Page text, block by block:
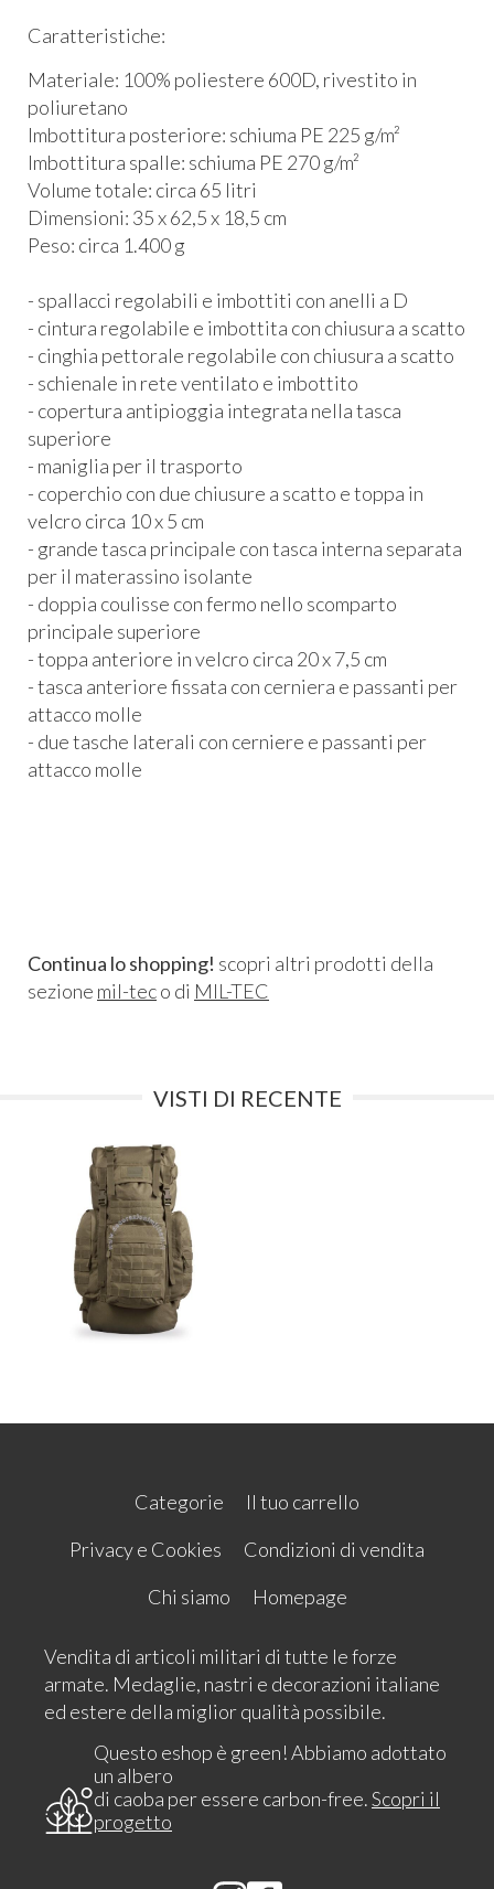
Caratteristiche:
Materiale: 100% poliestere 600D, rivestito in
poliuretano
Imbottitura posteriore: schiuma PE 225 g/m²
Imbottitura spalle: schiuma PE 270 g/m²
Volume totale: circa 65 litri
Dimensioni: 35 x 62,5 x 18,5 cm
Peso: circa 1.400 g
- spallacci regolabili e imbottiti con anelli a D
- cintura regolabile e imbottita con chiusura a scatto
- cinghia pettorale regolabile con chiusura a scatto
- schienale in rete ventilato e imbottito
- copertura antipioggia integrata nella tasca
superiore
- maniglia per il trasporto
- coperchio con due chiusure a scatto e toppa in
velcro circa 10 x 5 cm
- grande tasca principale con tasca interna separata
per il materassino isolante
- doppia coulisse con fermo nello scomparto
principale superiore
- toppa anteriore in velcro circa 20 x 7,5 cm
- tasca anteriore fissata con cerniera e passanti per
attacco molle
- due tasche laterali con cerniere e passanti per
attacco molle
Continua lo shopping! scopri altri prodotti della
sezione mil-teco di MIL-TEC
VISTI DI RECENTE
Categorie
Il tuo carrello
Privacy e Cookies
Condizioni di vendita
Chi siamo
Homepage
Vendita di articoli militari di tutte le forze
armate. Medaglie, nastri e decorazioni italiane
ed estere della miglior qualità possibile.
Questo eshop è green! Abbiamo adottato
un albero
di caoba per essere carbon-free.Scopri il
progetto